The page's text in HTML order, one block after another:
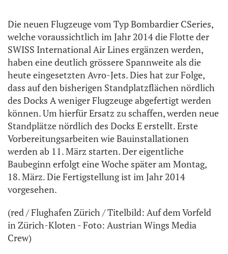
Die neuen Flugzeuge vom Typ Bombardier CSeries,
welche voraussichtlich im Jahr 2014 die Flotte der
SWISS International Air Lines ergänzen werden,
haben eine deutlich grössere Spannweite als die
heute eingesetzten Avro-Jets. Dies hat zur Folge,
dass auf den bisherigen Standplatzflächen nördlich
des Docks A weniger Flugzeuge abgefertigt werden
können. Um hierfür Ersatz zu schaffen, werden neue
Standplätze nördlich des Docks E erstellt. Erste
Vorbereitungsarbeiten wie Bauinstallationen
werden ab 11. März starten. Der eigentliche
Baubeginn erfolgt eine Woche später am Montag,
18. März. Die Fertigstellung ist im Jahr 2014
vorgesehen.
(red / Flughafen Zürich / Titelbild: Auf dem Vorfeld
in Zürich-Kloten - Foto: Austrian Wings Media
Crew)